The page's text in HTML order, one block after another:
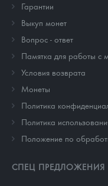
Гарантии
Выкуп монет
Вопрос - ответ
Памятка для работы с
Условия возврата
Монеты
Политика
Политика
Положение по
СПЕЦ ПРЕДЛОЖЕНИЯ